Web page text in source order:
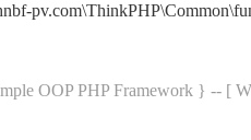
OOP PHP Framework } -- [